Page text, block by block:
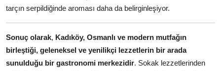
tarçın serpildiğinde aroması daha da belirginleşiyor.
Sonuç olarak, Kadıköy, Osmanlı ve modern mutfağın
birleştiği, geleneksel ve yenilikçi lezzetlerin bir arada
sunulduğu bir gastronomi merkezidir. Sokak lezzetlerinden